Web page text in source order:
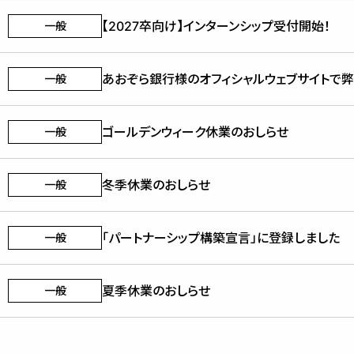
一般 【2027卒向け】インターンシップ受付開始！
一般 あおぞら銀行様のオフィシャルウェブサイトで
一般 ゴールデンウィーク休業のおしらせ
一般 冬季休業のおしらせ
一般 「パートナーシップ構築宣言」に登録しました
一般 夏季休業のおしらせ